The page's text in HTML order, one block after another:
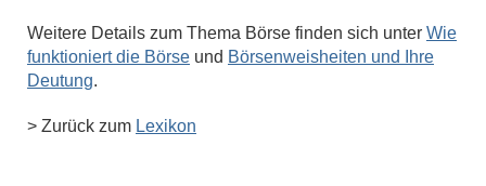
Weitere Details zum Thema Börse finden sich unter Wie
funktioniert die Börse und Börsenweisheiten und Ihre
Deutung.
> Zurück zum Lexikon